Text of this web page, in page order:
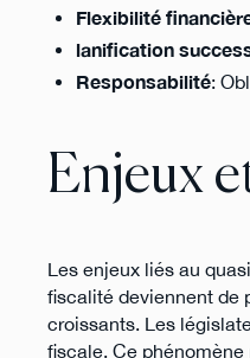
Flexibilité
lanification
Responsabilité:
Enjeux
Les enjeux liés au
fiscalité deviennent de
croissants. Les
fiscale. Ce